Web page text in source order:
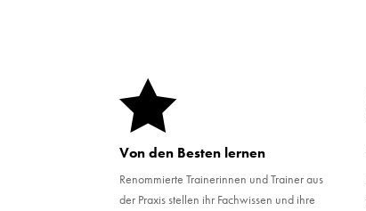

Von den Besten lernen
Renommierte Trainerinnen und Trainer aus
der Praxis stellen ihr Fachwissen und ihre